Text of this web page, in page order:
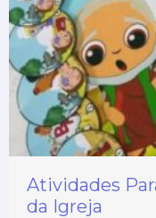
Atividades
da Igreja